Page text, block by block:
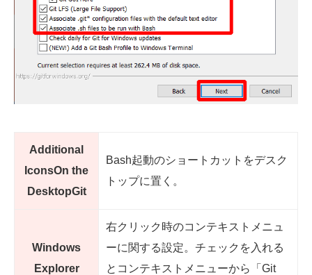
Additional
IconsOn the
DesktopGit
Bash起動のショートカットをデスク
トップに置く。
Windows
Explorer
右クリック時のコンテキストメニュ
ーに関する設定。チェックを入れる
とコンテキストメニューから「Git